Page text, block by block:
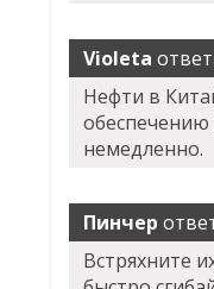
Violeta
Нефти в
обеспечению
немедленно.
Пинчер
Встряхните